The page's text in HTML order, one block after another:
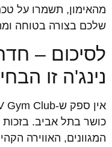
מהאימון, תשמרו על
שלכם בצורה בטוחה
לסיכום –
נינג'ה זו
כושר בתל אביב.
המגוונים, האווירה